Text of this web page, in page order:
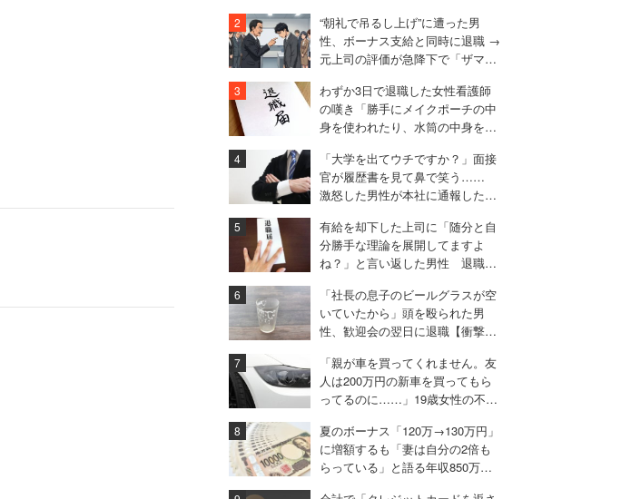
“朝礼で吊るし上げ”に遭った男
性、ボーナス支給と同時に退職 →
元上司の評価が急降下で「ザマア
わずか3日で退職した女性看護師
の嘆き「勝手にメイクポーチの中
身を使われたり、水筒の中身を捨
「大学を出てウチですか？」面接
官が履歴書を見て鼻で笑う……
激怒した男性が本社に通報した結
有給を却下した上司に「随分と自
分勝手な理論を展開してますよ
ね？」と言い返した男性 退職届
「社長の息子のビールグラスが空
いていたから」頭を殴られた男
性、歓迎会の翌日に退職【衝撃エ
「親が車を買ってくれません。友
人は200万円の新車を買ってもら
ってるのに……」19歳女性の不満
夏のボーナス「120万→130万円」
に増額するも「妻は自分の2倍も
らっている」と語る年収850万円